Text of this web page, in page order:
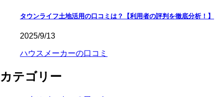
タウンライフ土地活用の口コミは？【利用者の評判を徹底分析！】
2025/9/13
ハウスメーカーの口コミ
カテゴリー